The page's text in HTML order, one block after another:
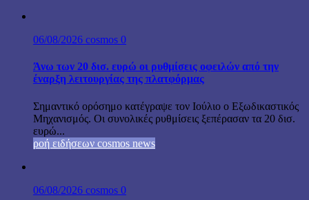
06/08/2026 cosmos 0
Άνω των 20 δισ. ευρώ οι ρυθμίσεις οφειλών από την
έναρξη λειτουργίας της πλατφόρμας
Σημαντικό ορόσημο κατέγραψε τον Ιούλιο ο Εξωδικαστικός
Μηχανισμός. Οι συνολικές ρυθμίσεις ξεπέρασαν τα 20 δισ.
ευρώ...
ροή ειδήσεων cosmos news
06/08/2026 cosmos 0